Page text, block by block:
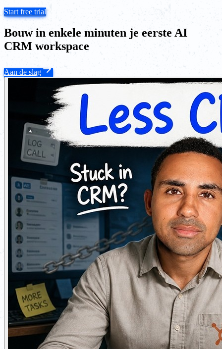
Start free trial
Bouw in enkele minuten je eerste AI
CRM workspace
Aan de slag